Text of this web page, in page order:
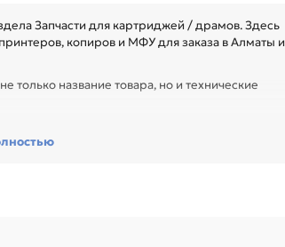
Запчасти для картриджей / драмов. Здесь
копиров и МФУ для заказа в Алматы и
только название товара, но и технические
офиса, сервисного центра или техники с